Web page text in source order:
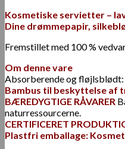
Kosmetiske servietter –
Dine drømmepapir,
Fremstillet med 100 %
Om denne vare
Absorberende og
Bambus til beskyttelse af
BÆREDYGTIGE RÅVARER
naturressourcerne.
CERTIFICERET
Plastfri emballage: